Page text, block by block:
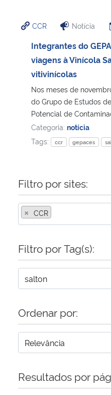
Ministério da Cidadania
Ministério da Saúde
Ministério de Minas e Energia
Ministério da Ciência, Tecnologia,
Ministério do Meio Ambiente
Ministério do Desenvolvimento
Controladoria-Geral da União
Secretaria-Geral
Gabinete de Segurança Institucional
Advocacia-Geral da União
Banco Central do Brasil
CCR Notícia
Integrantes do
viagens à Vinícola
vitivinícolas
Nos meses de
do Grupo de Estudos
Potencial de
Categoria: notícia
Tags:
ccr gepaces
Filtro por sites:
× CCR
Filtro por Tag(s):
Ordenar por:
Resultados por